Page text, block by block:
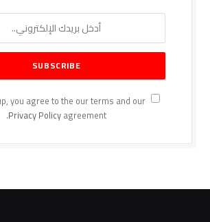
By signing up, you agree to the our terms and our
Privacy Policyagreement.